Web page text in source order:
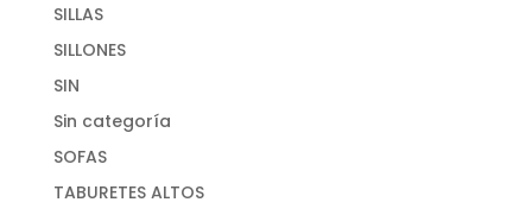
SILLAS
SILLONES
SIN
Sin categoría
SOFAS
TABURETES ALTOS